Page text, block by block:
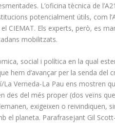
L’oficina tècnica de
potencialment útils, com
CIEMAT. Els experts, però, es
mobilitzats.
social i política en la qual
hem d’avançar per la senda
La Verneda-La Pau ens mostren
des del més proper (dos veïns
exigeixen o reivindiquen,
el planeta. Parafrasejant Gil